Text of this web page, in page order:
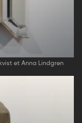
et Anna Lindgren